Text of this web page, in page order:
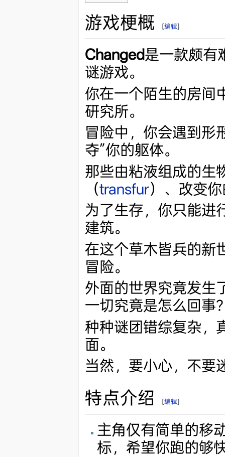
游戏梗概 [编辑]
Changed是一款颇有
谜游戏。
你在一个陌生的房间
研究所。
冒险中，你会遇到形
夺”你的躯体。
那些由粘液组成的生
（transfur）、改变
为了生存，你只能进
建筑。
在这个草木皆兵的新
冒险。
外面的世界究竟发生
一切究竟是怎么回事
种种谜团错综复杂，
面。
当然，要小心，不要
特点介绍 [编辑]
主角仅有简单的移
标，希望你跑的够